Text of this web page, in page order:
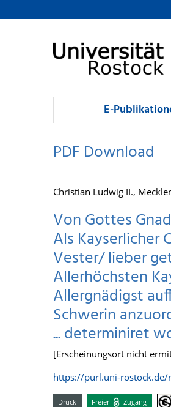
zum Inhalt
E-
PDF Download
Christian Ludwig II.,
Von Gottes
Als Kayserlicher
Vester/ lieber
Allerhöchsten
Allergnädigst
Schwerin
... determiniret
[Erscheinungsort nicht
https://purl.uni-
Druck Freier Zugang